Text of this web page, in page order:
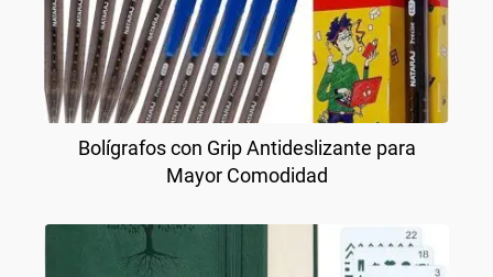
Bolígrafos con Grip Antideslizante para
Mayor Comodidad